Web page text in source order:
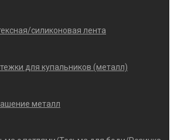
силиконовая лента
для купальников (металл)
металл